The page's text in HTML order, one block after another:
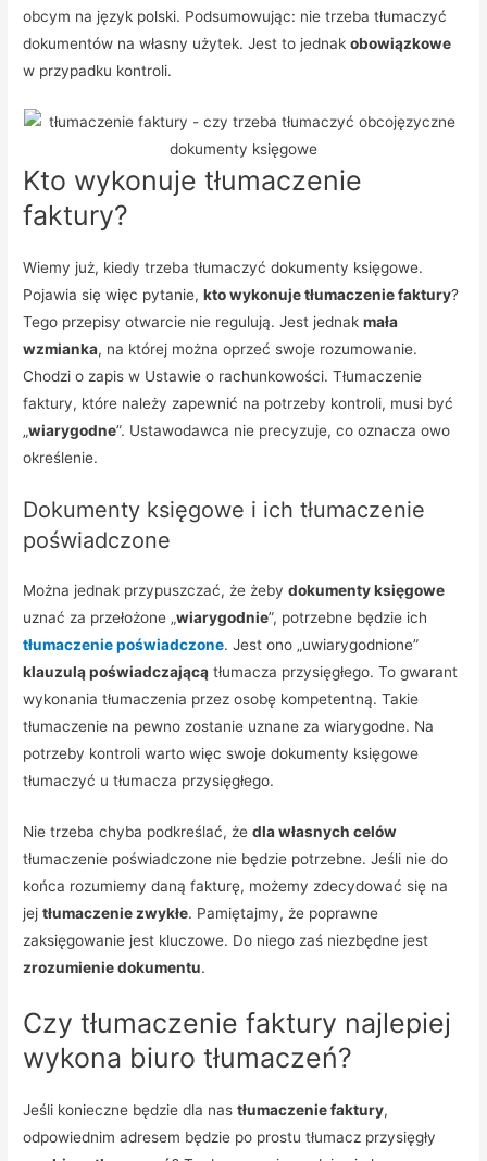
obcym na język polski. Podsumowując: nie trzeba tłumaczyć
dokumentów na własny użytek. Jest to jednakobowiązkowe
w przypadku kontroli.
Kto wykonuje tłumaczenie
faktury?
Wiemy już, kiedy trzeba tłumaczyć dokumenty księgowe.
Pojawia się więc pytanie,kto wykonuje tłumaczenie faktury?
Tego przepisy otwarcie nie regulują. Jest jednakmała
wzmianka, na której można oprzeć swoje rozumowanie.
Chodzi o zapis w Ustawie o rachunkowości. Tłumaczenie
faktury, które należy zapewnić na potrzeby kontroli, musi być
„wiarygodne”. Ustawodawca nie precyzuje, co oznacza owo
określenie.
Dokumenty księgowe i ich tłumaczenie
poświadczone
Można jednak przypuszczać, że żebydokumenty księgowe
uznać za przełożone „wiarygodnie”, potrzebne będzie ich
tłumaczenie poświadczone. Jest ono „uwiarygodnione”
klauzulą poświadczającą tłumacza przysięgłego. To gwarant
wykonania tłumaczenia przez osobę kompetentną. Takie
tłumaczenie na pewno zostanie uznane za wiarygodne. Na
potrzeby kontroli warto więc swoje dokumenty księgowe
tłumaczyć u tłumacza przysięgłego.
Nie trzeba chyba podkreślać, żedla własnych celów
tłumaczenie poświadczone nie będzie potrzebne. Jeśli nie do
końca rozumiemy daną fakturę, możemy zdecydować się na
jejtłumaczenie zwykłe. Pamiętajmy, że poprawne
zaksięgowanie jest kluczowe. Do niego zaś niezbędne jest
zrozumienie dokumentu.
Czy tłumaczenie faktury najlepiej
wykona biuro tłumaczeń?
Jeśli konieczne będzie dla nastłumaczenie faktury,
odpowiednim adresem będzie po prostu tłumacz przysięgły